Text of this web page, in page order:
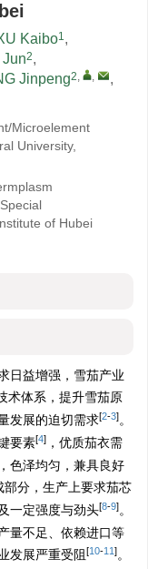
Kaibo1,
2,
Jinpeng2, ,
,
Microelement
University,
of Hubei
日益增强，雪茄产业
术体系，提升雪茄原
发展的迫切需求[2-3]。
要素[4] ，优质茄衣需
色泽均匀，兼具良好
部分，生产上要求茄芯
一定强度与劲头[8-9]。
量不足、依赖进口等
发展严重受阻[10-11]。